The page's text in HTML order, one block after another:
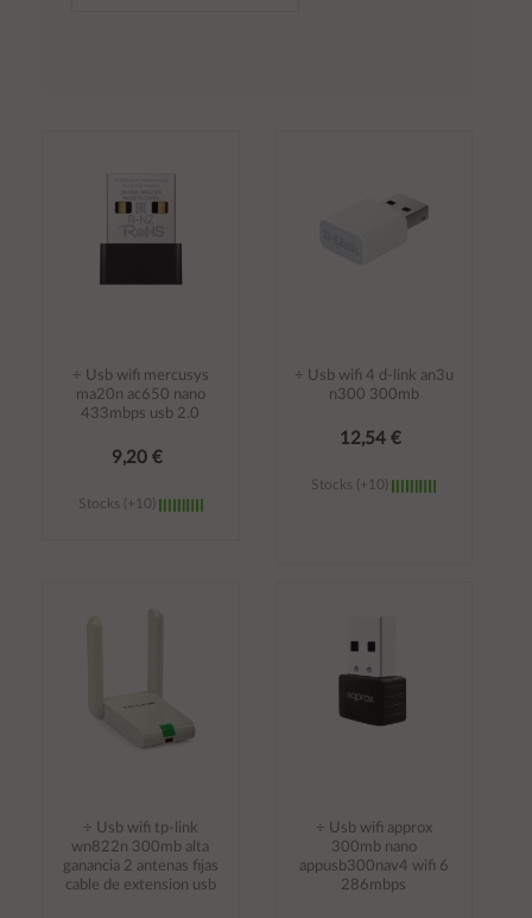
÷ Usb wifi mercusys
ma20n ac650 nano
433mbps usb 2.0
9,20 €
Stocks (+10)
÷ Usb wifi 4 d-link an3u
n300 300mb
12,54 €
Stocks (+10)
carrito
÷ Usb wifi tp-link
wn822n 300mb alta
ganancia 2 antenas fijas
cable de extension usb
÷ Usb wifi approx
300mb nano
appusb300nav4 wifi 6
286mbps